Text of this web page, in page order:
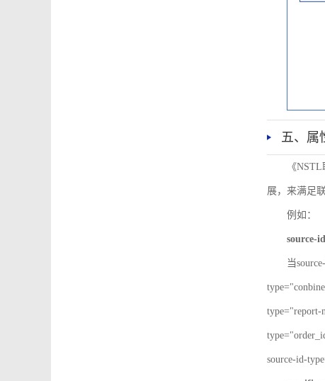
五、属
《
展，来满足
例如：
source-
当
source-id-